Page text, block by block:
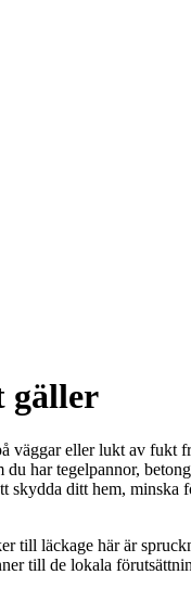
gäller
väggar eller lukt av fukt
har tegelpannor,
ditt hem, minska
till läckage här är
till de lokala